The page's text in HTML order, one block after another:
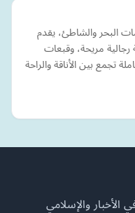
والشاطئ، يقدم
مريحة، وقبعات
تجمع بين الأناقة والراحة
الأخبار والإسلامي